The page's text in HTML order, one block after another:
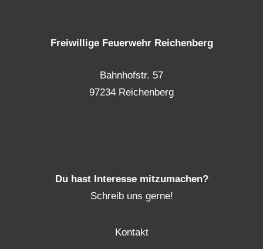
Freiwillige Feuerwehr Reichenberg
Bahnhofstr. 57
97234 Reichenberg
Du hast Interesse mitzumachen?
Schreib uns gerne!
Kontakt